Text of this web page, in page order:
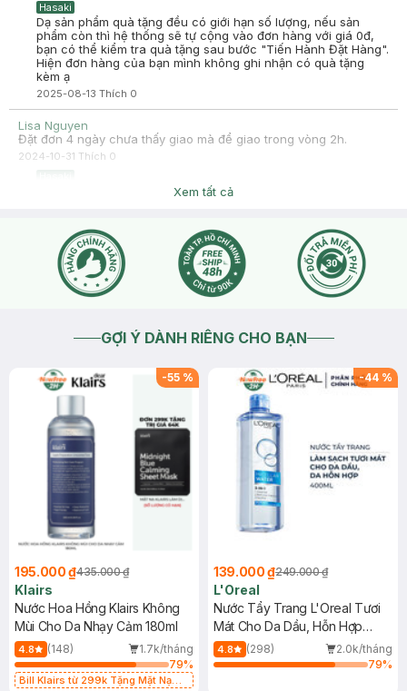
Hasaki
Dạ sản phẩm quà tặng đều có giới hạn số lượng, nếu sản
phẩm còn thì hệ thống sẽ tự cộng vào đơn hàng với giá 0đ,
bạn có thể kiểm tra quà tặng sau bước "Tiến Hành Đặt Hàng".
Hiện đơn hàng của bạn mình không ghi nhận có quà tặng
kèm ạ
2025-08-13 Thích 0
Lisa Nguyen
Đặt đơn 4 ngày chưa thấy giao mà để giao trong vòng 2h.
2024-10-31 Thích 0
Hasaki xin chào, để tiện hỗ trợ bạn vui lòng nhấn nút phần
2024-10-31Thích
Xem tất cả
GỢI Ý DÀNH RIÊNG CHO BẠN
-55 %
195.000 ₫435.000 ₫
Klairs
Nước Hoa Hồng Klairs Không
Mùi Cho Da Nhạy Cảm 180ml
4.8 (148)
1.7k/tháng
79%
Bill Klairs từ 299k Tặng Mặt Nạ
-44 %
139.000 ₫249.000 ₫
L'Oreal
Nước Tẩy Trang L'Oreal Tươi
Mát Cho Da Dầu, Hỗn Hợp
400ml
4.8 (298)
2.0k/tháng
79%